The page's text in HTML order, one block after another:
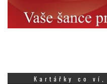
Kartářky co